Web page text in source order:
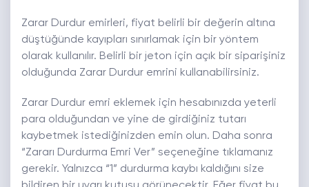
Zarar Durdur emirleri, fiyat belirli bir değerin altına
düştüğünde kayıpları sınırlamak için bir yöntem
olarak kullanılır. Belirli bir jeton için açık bir siparişiniz
olduğunda Zarar Durdur emrini kullanabilirsiniz.
Zarar Durdur emri eklemek için hesabınızda yeterli
para olduğundan ve yine de girdiğiniz tutarı
kaybetmek istediğinizden emin olun. Daha sonra
“Zararı Durdurma Emri Ver” seçeneğine tıklamanız
gerekir. Yalnızca “1” durdurma kaybı kaldığını size